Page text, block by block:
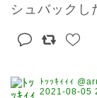
シュバックし
ﾄｯｯｷｨｨｨ
2021-08-05